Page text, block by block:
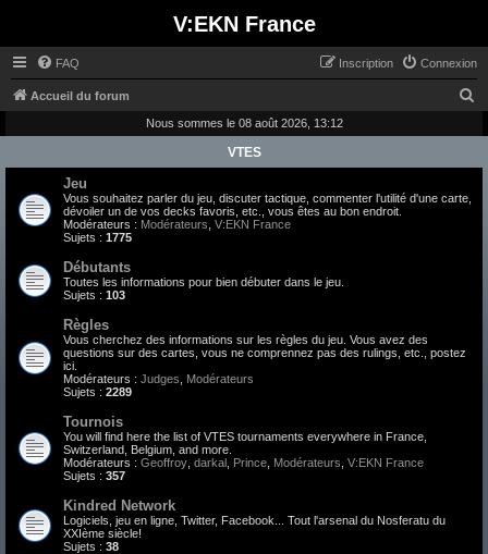
V:EKN France
FAQ Connexion
Inscription
Accueil du forum
Nous sommes le 08 août 2026, 13:12
VTES
Jeu
Vous souhaitez parler du jeu, discuter tactique, commenter l'utilité d'une carte,
dévoiler un de vos decks favoris, etc., vous êtes au bon endroit.
Modérateurs : Modérateurs V:EKN France
Sujets : 1775
Débutants
Toutes les informations pour bien débuter dans le jeu.
Sujets : 103
Règles
Vous cherchez des informations sur les règles du jeu. Vous avez des
questions sur des cartes, vous ne comprennez pas des rulings, etc., postez
ici.
Modérateurs : Judges
Modérateurs
Sujets : 2289
Tournois
You will find here the list of VTES tournaments everywhere in France,
Switzerland, Belgium, and more.
Modérateurs : Geoffroy darkal Prince Modérateurs V:EKN France
Sujets : 357
Kindred Network
Logiciels, jeu en ligne, Twitter, Facebook... Tout l'arsenal du Nosferatu du
XXIème siècle!
Sujets : 38